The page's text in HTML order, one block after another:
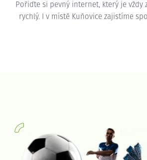
Pořiďte si pevný internet, který je vždy
rychlý. I v místě Kuňovice zajistíme